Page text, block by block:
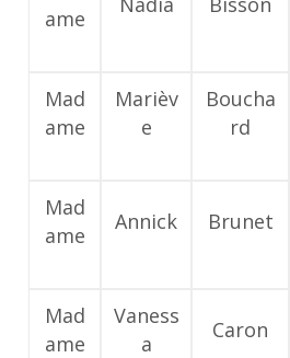
ame
Mad
ame
Marièv
e
Boucha
rd
Mad
ame
Annick Brunet
Mad
ame
Vaness
a
Caron